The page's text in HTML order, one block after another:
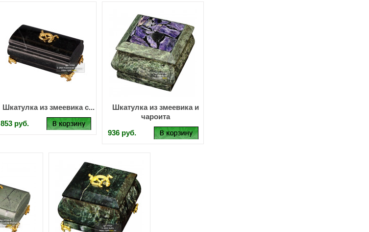
Шкатулка из змеевика с...
853 руб.
Шкатулка из змеевика и
чароита
936 руб.